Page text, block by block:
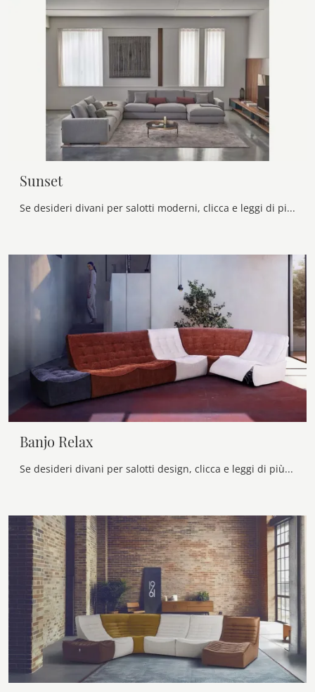
Sunset
Se desideri divani per salotti moderni, clicca e leggi di più sul modello Sunset in tessuto del marchio Bontempi.
Banjo Relax
Se desideri divani per salotti design, clicca e leggi di più sul modello Banjo Relax in tessuto del brand Calia.